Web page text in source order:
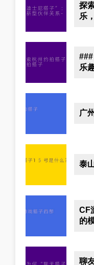
探
乐
乐
广
泰
CF
的
聊